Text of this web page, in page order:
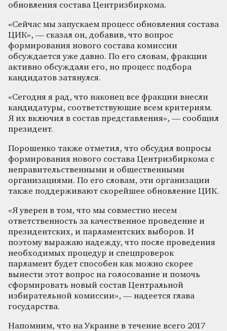
обновления состава Центризбиркома.
«Сейчас мы запускаем процесс обновления состава
ЦИК», — сказал он, добавив, что вопрос
формирования нового состава комиссии
обсуждается уже давно. По его словам, фракции
активно обсуждали его, но процесс подбора
кандидатов затянулся.
«Сегодня я рад, что наконец все фракции внесли
кандидатуры, соответствующие всем критериям.
Я их включил в состав представления», — сообщил
президент.
Порошенко также отметил, что обсудил вопросы
формирования нового состава Центризбиркома с
неправительственными и общественными
организациями. По его словам, эти организации
также поддерживают скорейшее обновление ЦИК.
«Я уверен в том, что мы совместно несем
ответственность за качественное проведение и
президентских, и парламентских выборов. И
поэтому выражаю надежду, что после проведения
необходимых процедур и спецпроверок
парламент будет способен как можно скорее
вынести этот вопрос на голосование и помочь
сформировать новый состав Центральной
избирательной комиссии», — надеется глава
государства.
Напомним, что на Украине в течение всего 2017